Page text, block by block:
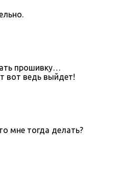
прошивку…
вот ведь выйдет!
мне тогда делать?